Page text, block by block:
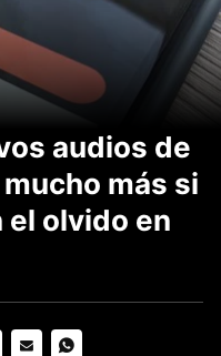
audios de
más si
el olvido en